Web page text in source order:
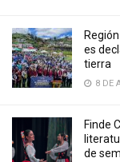
es
tierra
8 DE
Finde
de